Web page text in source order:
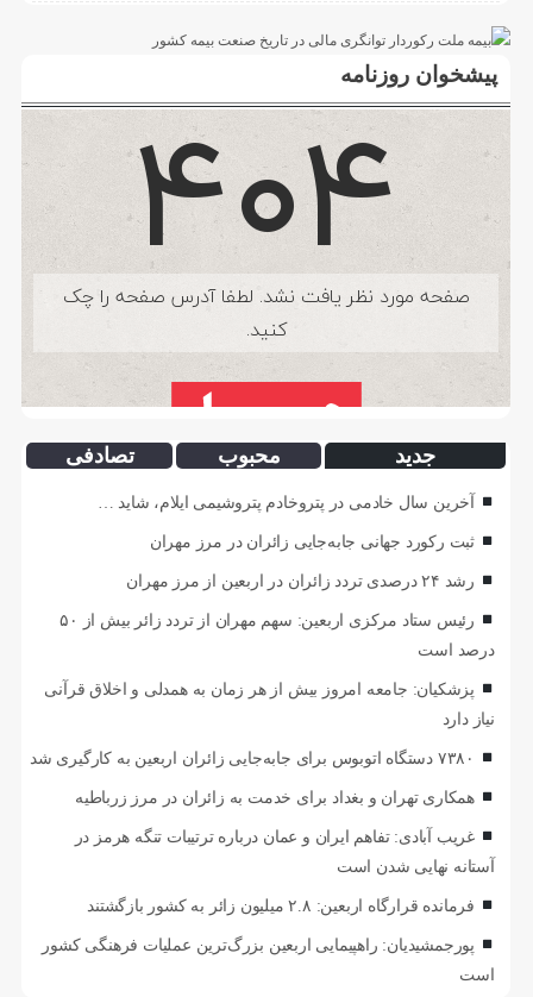
پیشخوان روزنامه
جدید محبوب تصادفی
آخرین سال خادمی در پتروخادم پتروشیمی ایلام، شاید …
ثبت رکورد جهانی جابه‌جایی زائران در مرز مهران
رشد ۲۴ درصدی تردد زائران در اربعین از مرز مهران
رئیس ستاد مرکزی اربعین: سهم مهران از تردد زائر بیش از ۵۰
درصد است
پزشکیان: جامعه امروز بیش از هر زمان به همدلی و اخلاق قرآنی
نیاز دارد
۷۳۸۰ دستگاه اتوبوس برای جابه‌جایی زائران اربعین به‌ کارگیری شد
همکاری تهران و بغداد برای خدمت به زائران در مرز زرباطیه
غریب آبادی: تفاهم ایران و عمان درباره ترتیبات تنگه هرمز در
آستانه نهایی شدن است
فرمانده قرارگاه اربعین: ۲.۸ میلیون زائر به کشور بازگشتند
پورجمشیدیان: راهپیمایی اربعین بزرگ‌ترین عملیات فرهنگی کشور
است